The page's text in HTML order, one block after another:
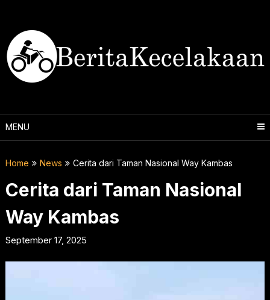
content
MENU
Home News Cerita dari Taman Nasional Way Kambas
Cerita dari Taman Nasional
Way Kambas
September 17, 2025